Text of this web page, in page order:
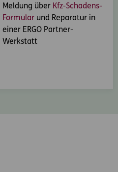
Meldung über Kfz-Schadens-
Formularund Reparatur in
einer ERGO Partner-
Werkstatt